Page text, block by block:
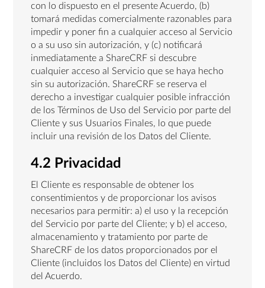
con lo dispuesto en el presente Acuerdo, (b)
tomará medidas comercialmente razonables para
impedir y poner fin a cualquier acceso al Servicio
o a su uso sin autorización, y (c) notificará
inmediatamente a ShareCRF si descubre
cualquier acceso al Servicio que se haya hecho
sin su autorización. ShareCRF se reserva el
derecho a investigar cualquier posible infracción
de los Términos de Uso del Servicio por parte del
Cliente y sus Usuarios Finales, lo que puede
incluir una revisión de los Datos del Cliente.
4.2 Privacidad
El Cliente es responsable de obtener los
consentimientos y de proporcionar los avisos
necesarios para permitir: a) el uso y la recepción
del Servicio por parte del Cliente; y b) el acceso,
almacenamiento y tratamiento por parte de
ShareCRF de los datos proporcionados por el
Cliente (incluidos los Datos del Cliente) en virtud
del Acuerdo.